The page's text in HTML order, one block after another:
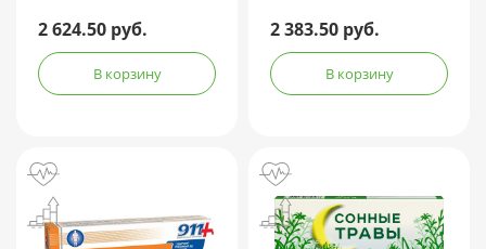
2 624.50 руб.
В корзину
2 383.50 руб.
В корзину